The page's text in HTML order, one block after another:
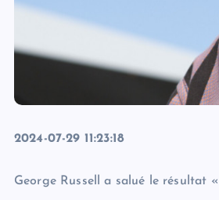
2024-07-29 11:23:18
George Russell a salué le résultat